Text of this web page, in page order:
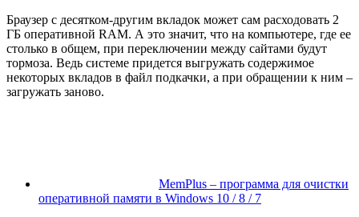
Браузер с десятком-другим вкладок может сам расходовать 2
ГБ оперативной RAM. А это значит, что на компьютере, где ее
столько в общем, при переключении между сайтами будут
тормоза. Ведь системе придется выгружать содержимое
некоторых вкладов в файл подкачки, а при обращении к ним –
загружать заново.
MemPlus – программа для очистки
оперативной памяти в Windows 10 / 8 / 7